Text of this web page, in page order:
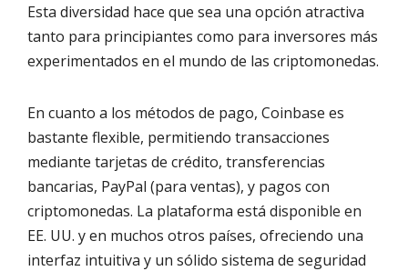
Esta diversidad hace que sea una opción atractiva
tanto para principiantes como para inversores más
experimentados en el mundo de las criptomonedas.
En cuanto a los métodos de pago, Coinbase es
bastante flexible, permitiendo transacciones
mediante tarjetas de crédito, transferencias
bancarias, PayPal (para ventas), y pagos con
criptomonedas. La plataforma está disponible en
EE. UU. y en muchos otros países, ofreciendo una
interfaz intuitiva y un sólido sistema de seguridad